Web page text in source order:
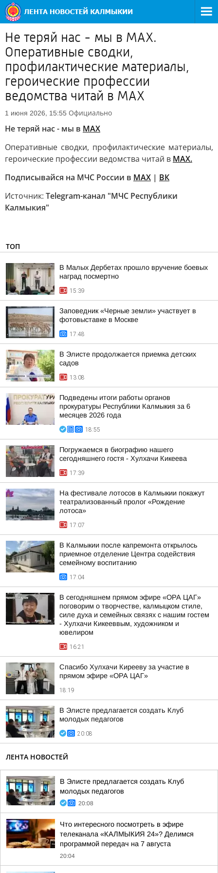
Не теряй нас - мы в MAX.
Оперативные сводки,
профилактические материалы,
героические профессии
ведомства читай в MAX
1 июня 2026, 15:55 Официально
Не теряй нас - мы в MAX
Оперативные сводки, профилактические материалы,
героические профессии ведомства читай в MAX.
Подписывайся на МЧС России в MAX | ВК
Источник: Telegram-канал "МЧС Республики
Калмыкия"
ТОП
В Малых Дербетах прошло вручение боевых
наград посмертно
15:39
Заповедник «Черные земли» участвует в
фотовыставке в Москве
17:48
В Элисте продолжается приемка детских
садов
13:08
Подведены итоги работы органов
прокуратуры Республики Калмыкия за 6
месяцев 2026 года
18:55
Погружаемся в биографию нашего
сегодняшнего гостя - Хулхачи Кикеева
17:39
На фестивале лотосов в Калмыкии покажут
театрализованный пролог «Рождение
лотоса»
17:07
В Калмыкии после капремонта открылось
приемное отделение Центра содействия
семейному воспитанию
17:04
В сегодняшнем прямом эфире «ОРА ЦАГ»
поговорим о творчестве, калмыцком стиле,
силе духа и семейных связях с нашим гостем
- Хулхачи Кикееввым, художником и
ювелиром
16:21
Спасибо Хулхачи Кирееву за участие в
прямом эфире «ОРА ЦАГ»
18:19
В Элисте предлагается создать Клуб
молодых педагогов
20:08
ЛЕНТА НОВОСТЕЙ
В Элисте предлагается создать Клуб
молодых педагогов
20:08
Что интересного посмотреть в эфире
телеканала «КАЛМЫКИЯ 24»? Делимся
программой передач на 7 августа
20:04